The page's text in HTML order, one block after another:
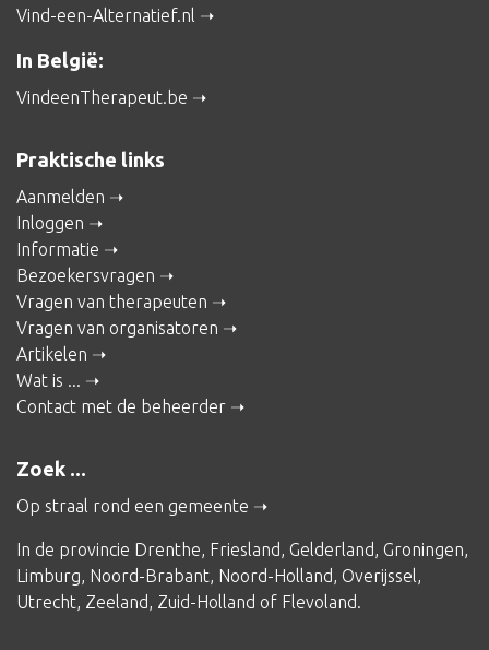
Vind-een-Alternatief.nl
In België:
VindeenTherapeut.be
Praktische links
Aanmelden
Inloggen
Informatie
Bezoekersvragen
Vragen van therapeuten
Vragen van organisatoren
Artikelen
Wat is ...
Contact met de beheerder
Zoek ...
Op straal rond een gemeente
In de provincie Drenthe, Friesland, Gelderland, Groningen,
Limburg, Noord-Brabant, Noord-Holland, Overijssel,
Utrecht, Zeeland, Zuid-Holland of Flevoland.